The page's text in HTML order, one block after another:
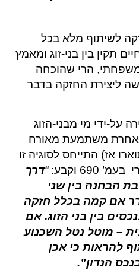
לשיתוף מלא בכל
תקין בין בני-זוג ומאמץ
הרי שהוכחה
ליצירת החזקה בדבר
על-ידי מי מבני-הזוג
אחרת משתמעת מאורח
אז) התייחס לסוגיה זו
“דרך
הבחנה בין שני
אם קמה בכלל חזקה
בין בני הזוג. אם
– מוטל נטל השכנוע
להראות כי אכן
הנדון”.